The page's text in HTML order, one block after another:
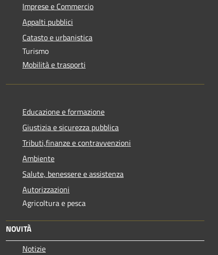
Imprese e Commercio
Appalti pubblici
Catasto e urbanistica
Turismo
Mobilità e trasporti
Educazione e formazione
Giustizia e sicurezza pubblica
Tributi,finanze e contravvenzioni
Ambiente
Salute, benessere e assistenza
Autorizzazioni
Agricoltura e pesca
NOVITÀ
Notizie